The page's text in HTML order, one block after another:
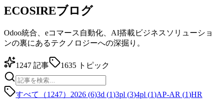
ECOSIREブログ
Odoo統合、eコマース自動化、AI搭載ビジネスソリューショ
ンの裏にあるテクノロジーへの深掘り。
1247 記事 1635 トピック
すべて（1247） 2026 (6)3d (1)3pl (3)4pl (1)AP-AR (1)HR